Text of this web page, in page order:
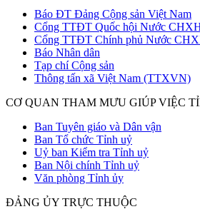
Báo ĐT Đảng Cộng sản Việt Nam
Cổng TTĐT Quốc hội Nước
Cổng TTĐT Chính phủ Nước
Báo Nhân dân
Tạp chí Cộng sản
Thông tấn xã Việt Nam (TTXVN)
CƠ QUAN THAM MƯU GIÚP VIỆC
Ban Tuyên giáo và Dân vận
Ban Tổ chức Tỉnh uỷ
Uỷ ban Kiểm tra Tỉnh uỷ
Ban Nội chính Tỉnh uỷ
Văn phòng Tỉnh ủy
ĐẢNG ỦY TRỰC THUỘC